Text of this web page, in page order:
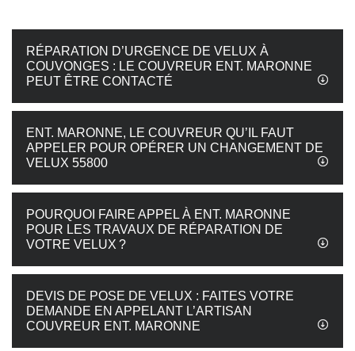
RÉPARATION D’URGENCE DE VELUX À
COUVONGES : LE COUVREUR ENT. MARONNE
PEUT ÊTRE CONTACTÉ
ENT. MARONNE, LE COUVREUR QU’IL FAUT
APPELER POUR OPÉRER UN CHANGEMENT DE
VELUX 55800
POURQUOI FAIRE APPEL À ENT. MARONNE
POUR LES TRAVAUX DE RÉPARATION DE
VOTRE VELUX ?
DEVIS DE POSE DE VELUX : FAITES VOTRE
DEMANDE EN APPELANT L’ARTISAN
COUVREUR ENT. MARONNE